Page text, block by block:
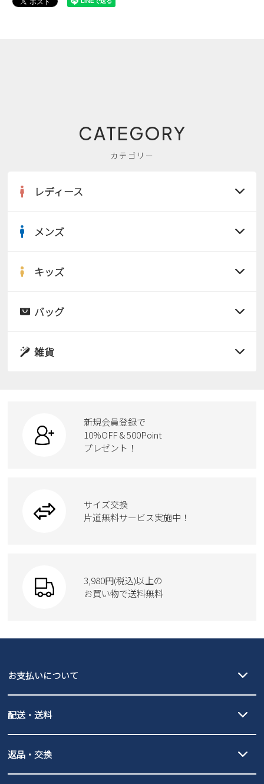
CATEGORY
カテゴリー
レディース
サンダル
スニーカー
カジュアルシューズ
ワークシューズ
ウェア
moz
メンズ
サンダル
ローファー
ブーツ
Parade
GAP
キッズ
サンダル
スクール
new balance
瞬足
バッグ
ボディバッグ
ハンドバッグ
トートバッグ
雑貨
ケア用品
新規会員登録で
10%OFF & 500Point
プレゼント！
サイズ交換
片道無料サービス実施中！
3,980円(税込)以上の
お買い物で送料無料
お支払いについて
PayPay（オンライン決済）、代金引換のご利用が可能です。
配送・送料
北海道・本州・四国・九州…550円
全国一律…220円（税込）
発送日・送料詳細についてはご利用ガイドを
返品・交換